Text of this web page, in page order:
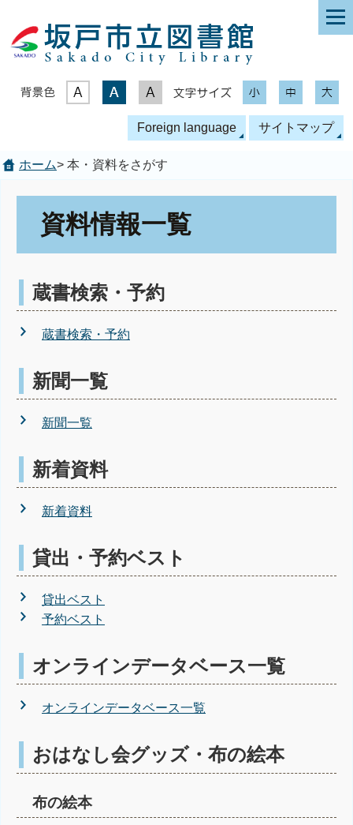
文字サイズ
表示色
Foreign language サイトマップ
ホーム> 本・資料をさがす
資料情報一覧
蔵書検索・予約
蔵書検索・予約
新聞一覧
新聞一覧
新着資料
新着資料
貸出・予約ベスト
貸出ベスト
予約ベスト
オンラインデータベース一覧
オンラインデータベース一覧
おはなし会グッズ・布の絵本
布の絵本